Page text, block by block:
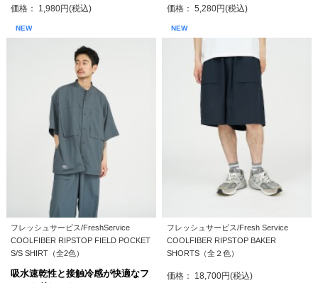
価格： 1,980円(税込) 価格： 5,280円(税込)
NEW
フレッシュサービス/FreshService
COOLFIBER RIPSTOP FIELD POCKET
S/S SHIRT（全2色）
吸水速乾性と接触冷感が快適なフ
NEW
フレッシュサービス/Fresh Service
COOLFIBER RIPSTOP BAKER
SHORTS（全２色）
価格： 18,700円(税込)